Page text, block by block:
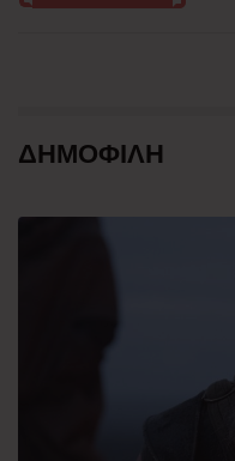
ΔΗΜΟΦΙΛΗ